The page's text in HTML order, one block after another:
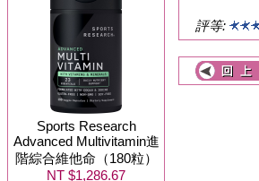
Sports Research
Advanced Multivitamin進
階綜合維他命（180粒）
NT $1,286.67
評等: